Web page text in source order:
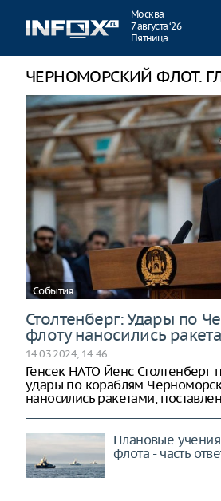
Москва
7 августа ‘26
Пятница
ЧЕРНОМОРСКИЙ ФЛОТ.
События
Столтенберг: Удары по
флоту наносились
14.03.2024, 14:46
Генсек НАТО Йенс Столтенберг
удары по кораблям
наносились ракетами,
Плановые
флота - часть